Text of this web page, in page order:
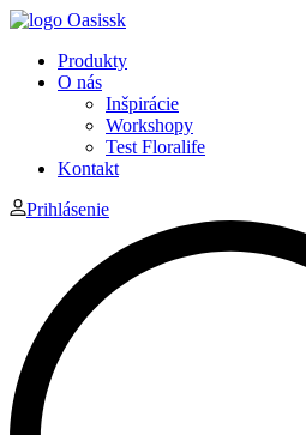
Produkty
O nás
Inšpirácie
Workshopy
Test Floralife
Kontakt
Prihlásenie